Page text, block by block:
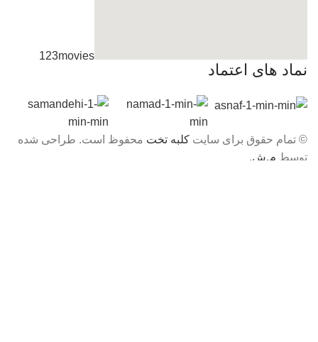
123movies
embedgooglemap.net
نماد های اعتماد
© تمام حقوق برای سایت کلبه تخت محفوظ است. طراحی شده
توسط م.ش.